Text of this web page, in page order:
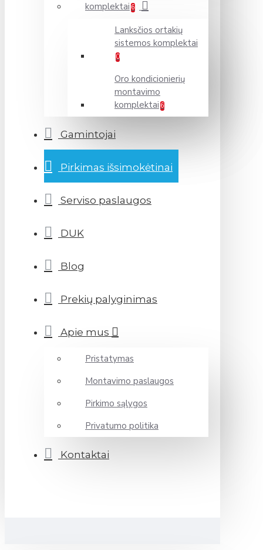
komplektai 6
Lanksčios ortakių
sistemos komplektai
0
Oro kondicionierių
montavimo
komplektai 6
Gamintojai
Pirkimas išsimokėtinai
Serviso paslaugos
DUK
Blog
Prekių palyginimas
Apie mus
Pristatymas
Montavimo paslaugos
Pirkimo sąlygos
Privatumo politika
Kontaktai